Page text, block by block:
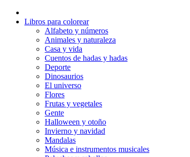
Libros para colorear
Alfabeto y números
Animales y naturaleza
Casa y vida
Cuentos de hadas y hadas
Deporte
Dinosaurios
El universo
Flores
Frutas y vegetales
Gente
Halloween y otoño
Invierno y navidad
Mandalas
Música e instrumentos musicales